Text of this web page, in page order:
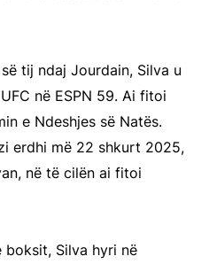
tij ndaj Jourdain, Silva u
në ESPN 59. Ai fitoi
e Ndeshjes së Natës.
erdhi më 22 shkurt 2025,
në të cilën ai fitoi
boksit, Silva hyri në